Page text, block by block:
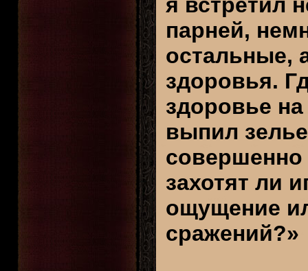
парней,
остальные,
здоровья.
здоровье
выпил
совершенно
захотят ли
ощущение
сражений?»